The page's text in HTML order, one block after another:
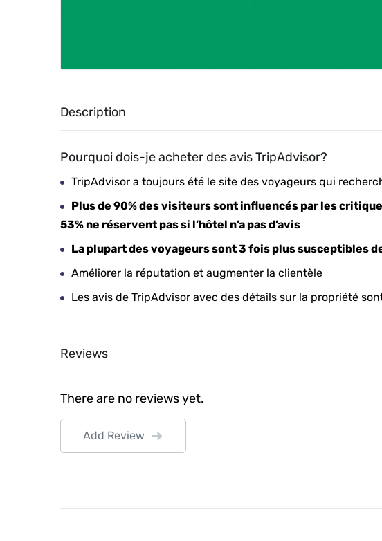
Description
Pourquoi dois-je acheter des avis TripAdvisor?
TripAdvisor a toujours été le site des voyageurs qui
Plus de 90% des visiteurs sont influencés par les
53% ne réservent pas si l’hôtel n’a pas d’avis
La plupart des voyageurs sont 3 fois plus susceptibles
Améliorer la réputation et augmenter la clientèle
Les avis de TripAdvisor avec des détails sur la propriété
Reviews
There are no reviews yet.
Add Review